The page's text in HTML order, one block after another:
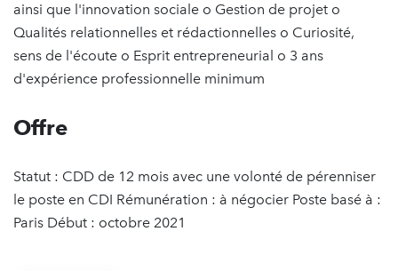
ainsi que l'innovation sociale o Gestion de projet o
Qualités relationnelles et rédactionnelles o Curiosité,
sens de l'écoute o Esprit entrepreneurial o 3 ans
d'expérience professionnelle minimum
Offre
Statut : CDD de 12 mois avec une volonté de pérenniser
le poste en CDI Rémunération : à négocier Poste basé à :
Paris Début : octobre 2021